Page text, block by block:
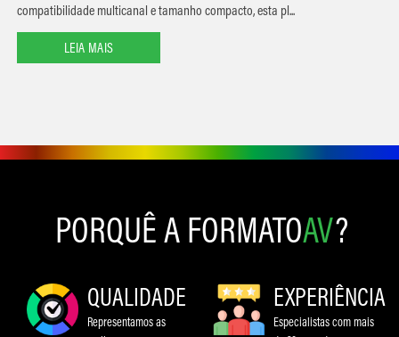
compatibilidade multicanal e tamanho compacto, esta pl...
LEIA MAIS
PORQUÊ A FORMATOAV?
QUALIDADE
Representamos as
EXPERIÊNCIA
Especialistas com mais